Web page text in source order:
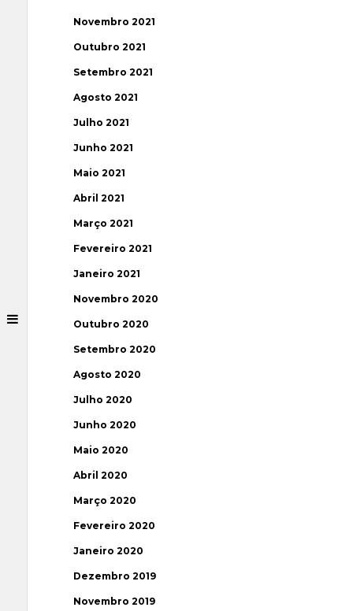
Novembro 2021
Outubro 2021
Setembro 2021
Agosto 2021
Julho 2021
Junho 2021
Maio 2021
Abril 2021
Março 2021
Fevereiro 2021
Janeiro 2021
Novembro 2020
Outubro 2020
Setembro 2020
Agosto 2020
Julho 2020
Junho 2020
Maio 2020
Abril 2020
Março 2020
Fevereiro 2020
Janeiro 2020
Dezembro 2019
Novembro 2019